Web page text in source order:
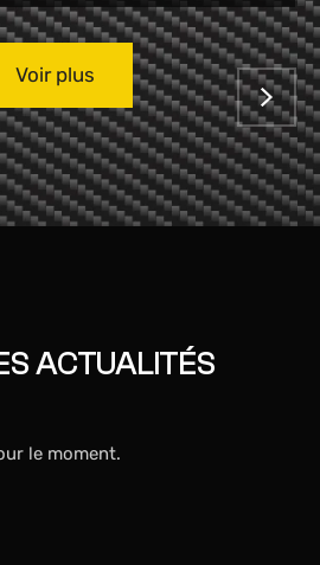
Voir plus
ACTUALITÉS
le moment.